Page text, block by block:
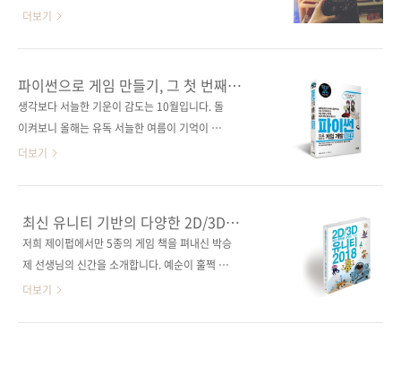
임 디자인 패턴(제2판) 부제 소프트웨어 디자인
패턴과 모범 사례로 익히는 실용적 게임 개발법
음) 시리즈 (없음) 출판일 2022. 10. 31 페이지
216쪽 판 형 46배판변형(188*245*1..
서 새로운 세계를 즐긴답니다. 게임을 켜면 마감
이런 게임을 만들고 계신 여러분, 정말 멋져요!
게임 중의 게임, 레이싱 게임 하지만, 게임을 만
들다 보면 힘들어지는 순간이 오기 마련이에요.
되지 않거나, 항상 같은 패턴만 도돌이표처럼 반
복하는 것이 싫증 날 수도 있겠죠. 포기하면 안
깔끔하면서 효율적인 코드를 만들고 싶으신가
요? 필요한 곳에 적절한 패턴을 사용하고 싶으신
가요? 그런 여러분을 위해 게임 디자인 패턴 책
을 준비했습..
더보기
파이썬으로 게임 만들기, 그 첫 번째
이야기(입문편)
생각보다 서늘한 기운이 감도는 10월입니다. 돌
이켜보니 올해는 유독 서늘한 여름이 기억이 나
는데요. 가을이 되어서도 평상시보다 쌀쌀한 가
다. 총 두 권으로 구성되어 있고 오늘 소개해 드
릴 책은 전편인 입문편입니다. 후편인 실전편도
곧 출간될 예정입니다. 이 책의 저자 히로세 츠요
차 게임 크리에이터로 주로 남코(Namco)와 세
가(Sega)의 게임 개발에 참여해 왔습니다. 또한,
더보기
최신 유니티 기반의 다양한 2D/3D
게임을 만들자!
저희 제이펍에서만 5종의 게임 책을 펴내신 박승
제 선생님의 신간을 소개합니다. 예순이 훌쩍 넘
은 연세임에도 여전히 활발한 강의와 개발을 계
더보기